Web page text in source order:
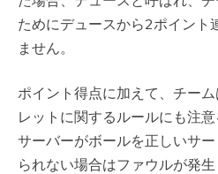
ためにデュースから2ポイント
ません。
ポイント得点に加えて、チー
レットに関するルールにも注意
サーバーがボールを正しいサ
られない場合はファウルが発